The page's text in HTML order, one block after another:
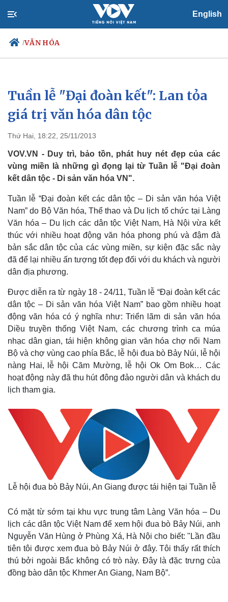
English
/VĂN HÓA
Chính trị
Đảng
Tổ chức nhân sự
Nhận diện sự thật
Xã hội
Tin 24h
Dự báo thời tiết
Việc làm
Biển đảo
Tuần lễ "Đại đoàn kết": Lan tỏa
giá trị văn hóa dân tộc
Thứ Hai, 18:22, 25/11/2013
VOV.VN - Duy trì, bảo tồn, phát huy nét đẹp của các
vùng miền là những gì đọng lại từ Tuần lễ "Đại đoàn
kết dân tộc - Di sản văn hóa VN".
Tuần lễ “Đại đoàn kết các dân tộc – Di sản văn hóa Việt
Nam” do Bộ Văn hóa, Thể thao và Du lịch tổ chức tại Làng
Văn hóa – Du lịch các dân tộc Việt Nam, Hà Nội vừa kết
thúc với nhiều hoạt động văn hóa phong phú và đậm đà
bản sắc dân tộc của các vùng miền, sự kiện đặc sắc này
đã để lại nhiều ấn tượng tốt đẹp đối với du khách và người
dân địa phương.
Được diễn ra từ ngày 18 - 24/11, Tuần lễ “Đại đoàn kết các
dân tộc – Di sản văn hóa Việt Nam” bao gồm nhiều hoạt
động văn hóa có ý nghĩa như: Triển lãm di sản văn hóa
Diều truyền thống Việt Nam, các chương trình ca múa
nhạc dân gian, tái hiện không gian văn hóa chợ nổi Nam
Bộ và chợ vùng cao phía Bắc, lễ hội đua bò Bảy Núi, lễ hội
nàng Hai, lễ hội Căm Mường, lễ hội Ok Om Bok… Các
hoạt động này đã thu hút đông đảo người dân và khách du
lịch tham gia.
Lễ hội đua bò Bảy Núi, An Giang được tái hiện tại Tuần lễ
Có mặt từ sớm tại khu vực trung tâm Làng Văn hóa – Du
lịch các dân tộc Việt Nam để xem hội đua bò Bảy Núi, anh
Nguyễn Văn Hùng ở Phùng Xá, Hà Nội cho biết: "Lần đầu
tiên tôi được xem đua bò Bảy Núi ở đây. Tôi thấy rất thích
thú bởi ngoài Bắc không có trò này. Đây là đặc trưng của
đồng bào dân tộc Khmer An Giang, Nam Bộ”.